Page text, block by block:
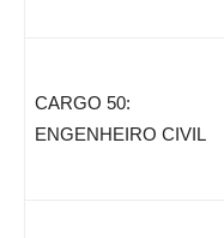
CARGO 50:
ENGENHEIRO CIVIL